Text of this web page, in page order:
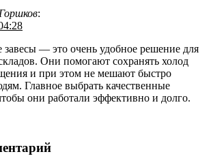
:
— это очень удобное решение для
Они помогают сохранять холод
и при этом не мешают быстро
Главное выбрать качественные
они работали эффективно и долго.